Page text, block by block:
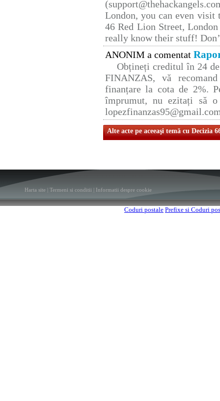
London, you can even
46 Red Lion Street,
really know their stuff!
ANONIM a comentat
Obțineți creditul în 24
FINANZAS, vă
finanțare la cota de 2%.
împrumut, nu ezitați să
Alte acte pe aceeaşi temă cu Decizia
Harta site Termeni si conditii Informatii despre cookie
Coduri postale Prefixe si Coduri